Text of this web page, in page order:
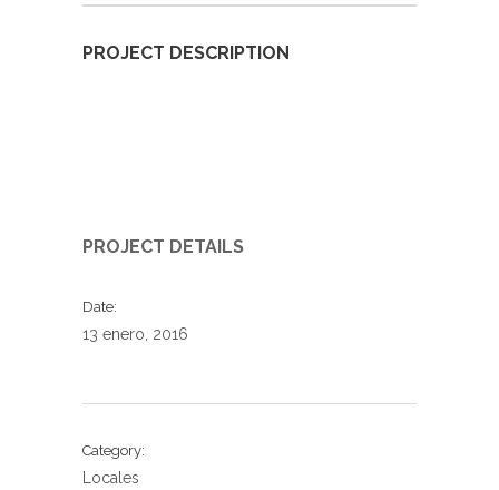
PROJECT DESCRIPTION
PROJECT DETAILS
Date
13 enero, 2016
Category
Locales